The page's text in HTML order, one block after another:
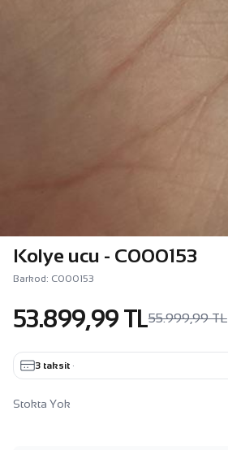
Kolye ucu - C000153
Barkod: C000153
53.899,99 TL55.999,99 TL
3 taksit ·
Stokta Yok